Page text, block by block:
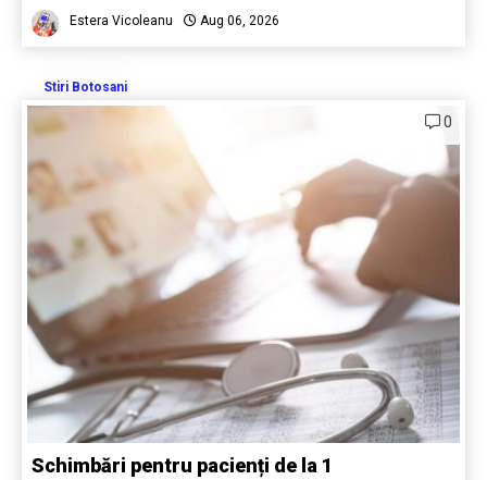
Estera Vicoleanu Aug 06, 2026
Stiri Botosani
0
Schimbări pentru pacienți de la 1